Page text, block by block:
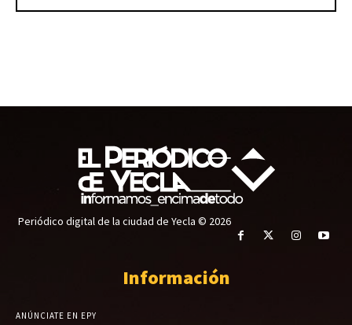
Periódico digital de la ciudad de Yecla © 2026
Información
ANÚNCIATE EN EPY